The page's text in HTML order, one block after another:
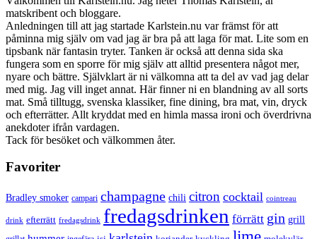
matskribent och bloggare.
Anledningen till att jag startade Karlstein.nu var främst för att
påminna mig själv om vad jag är bra på att laga för mat. Lite som en
tipsbank när fantasin tryter. Tanken är också att denna sida ska
fungera som en sporre för mig själv att alltid presentera något mer,
nyare och bättre. Självklart är ni välkomna att ta del av vad jag delar
med mig. Jag vill inget annat. Här finner ni en blandning av all sorts
mat. Små tilltugg, svenska klassiker, fine dining, bra mat, vin, dryck
och efterrätter. Allt kryddat med en himla massa ironi och överdrivna
anekdoter ifrån vardagen.
Tack för besöket och välkommen åter.
Favoriter
Bradley smoker campari champagne chili citron cocktail cointreau
drink efterrätt fredagsdrink fredagsdrinken förrätt gin grill